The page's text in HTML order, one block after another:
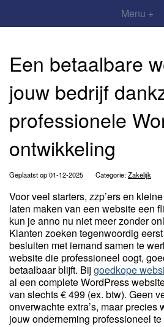
Menu +
Een betaalbare
jouw bedrijf
professionele
ontwikkeling
Geplaatst op 01-12-2025 Categorie:Zakelijk
Voor veel starters, zzp’ers en
laten maken van een website een
kun je anno nu niet meer zonder
Klanten zoeken tegenwoordig
besluiten met iemand samen te
website die professioneel oogt,
betaalbaar blijft. Bijgoedkope
al een complete WordPress
van slechts € 499 (ex. btw). Geen
onverwachte extra’s, maar precies
jouw onderneming professioneel